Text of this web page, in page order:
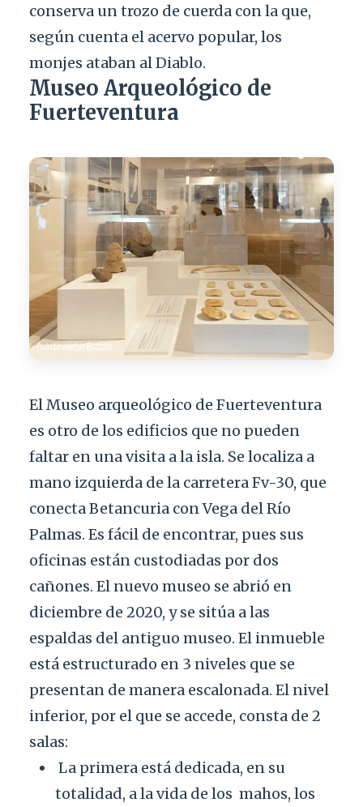
conserva un trozo de cuerda con la que,
según cuenta el acervo popular, los
monjes ataban al Diablo.
Museo Arqueológico de
Fuerteventura
El Museo arqueológico de Fuerteventura
es otro de los edificios que no pueden
faltar en una visita a la isla. Se localiza a
mano izquierda de la carretera Fv-30, que
conecta Betancuria con Vega del Río
Palmas. Es fácil de encontrar, pues sus
oficinas están custodiadas por dos
cañones. El nuevo museo se abrió en
diciembre de 2020, y se sitúa a las
espaldas del antiguo museo. El inmueble
está estructurado en 3 niveles que se
presentan de manera escalonada. El nivel
inferior, por el que se accede, consta de 2
salas:
La primera está dedicada, en su
totalidad, a la vida de los mahos, los